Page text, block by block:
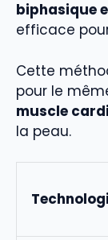
biphasique
efficace
Cette
pour le
muscle
la peau.